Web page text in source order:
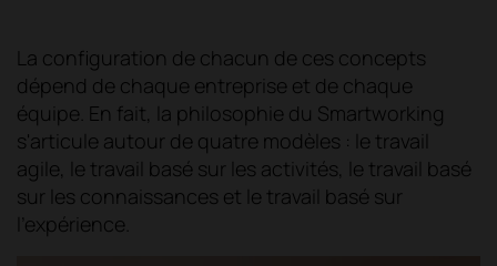
La configuration de chacun de ces concepts
dépend de chaque entreprise et de chaque
équipe. En fait, la philosophie du Smartworking
s'articule autour de quatre modèles : le travail
agile, le travail basé sur les activités, le travail basé
sur les connaissances et le travail basé sur
l'expérience.